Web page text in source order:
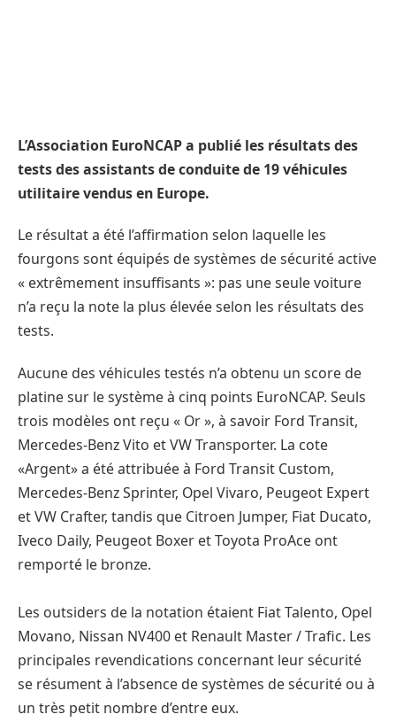
L’Association EuroNCAP a publié les résultats des
tests des assistants de conduite de 19 véhicules
utilitaire vendus en Europe.
Le résultat a été l’affirmation selon laquelle les
fourgons sont équipés de systèmes de sécurité active
« extrêmement insuffisants »: pas une seule voiture
n’a reçu la note la plus élevée selon les résultats des
tests.
Aucune des véhicules testés n’a obtenu un score de
platine sur le système à cinq points EuroNCAP. Seuls
trois modèles ont reçu « Or », à savoir Ford Transit,
Mercedes-Benz Vito et VW Transporter. La cote
«Argent» a été attribuée à Ford Transit Custom,
Mercedes-Benz Sprinter, Opel Vivaro, Peugeot Expert
et VW Crafter, tandis que Citroen Jumper, Fiat Ducato,
Iveco Daily, Peugeot Boxer et Toyota ProAce ont
remporté le bronze.
Les outsiders de la notation étaient Fiat Talento, Opel
Movano, Nissan NV400 et Renault Master / Trafic. Les
principales revendications concernant leur sécurité
se résument à l’absence de systèmes de sécurité ou à
un très petit nombre d’entre eux.